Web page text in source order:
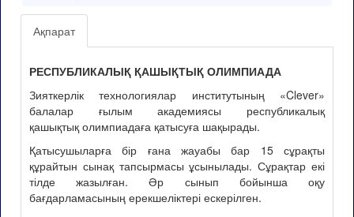
Ақпарат
РЕСПУБЛИКАЛЫҚ ҚАШЫҚТЫҚ ОЛИМПИАДА
Зияткерлік технологиялар институтының «Clever»
балалар ғылым академиясы республикалық
қашықтық олимпиадаға қатысуға шақырады.
Қатысушыларға бір ғана жауабы бар 15 сұрақты
құрайтын сынақ тапсырмасы ұсынылады. Сұрақтар екі
тілде жазылған. Әр сынып бойынша оқу
бағдарламасының ерекшеліктері ескерілген.